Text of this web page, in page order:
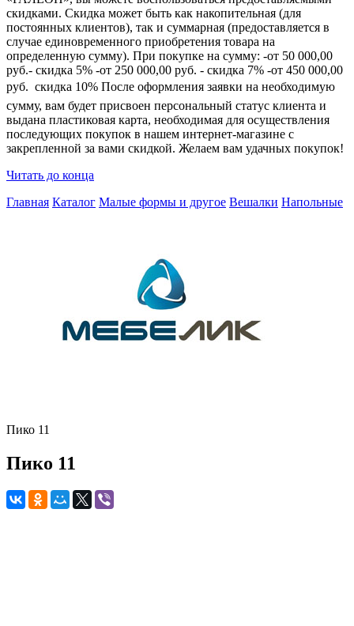
скидками. Скидка может быть как накопительная (для
постоянных клиентов), так и суммарная (предоставляется в
случае единовременного приобретения товара на
определенную сумму). При покупке на сумму: -от 50 000,00
руб.- скидка 5% -от 250 000,00 руб. - скидка 7% -от 450 000,00
руб.  скидка 10% После оформления заявки на необходимую
сумму, вам будет присвоен персональный статус клиента и
выдана пластиковая карта, необходимая для осуществления
последующих покупок в нашем интернет-магазине с
закрепленной за вами скидкой. Желаем вам удачных покупок!
Читать до конца
Главная Каталог Малые формы и другое Вешалки Напольные
Пико 11
Пико 11